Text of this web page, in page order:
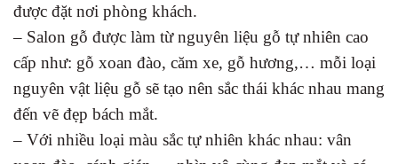
được đặt nơi phòng khách.
– Salon gỗ được làm từ nguyên liệu gỗ tự nhiên cao
cấp như: gỗ xoan đào, căm xe, gỗ hương,… mỗi loại
nguyên vật liệu gỗ sẽ tạo nên sắc thái khác nhau mang
đến vẽ đẹp bách mắt.
– Với nhiều loại màu sắc tự nhiên khác nhau: vân